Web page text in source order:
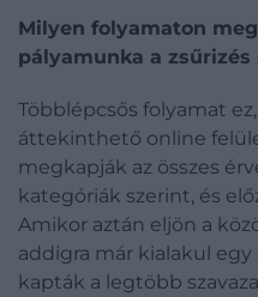
Milyen folyamaton
pályamunka a zsűrizés
Többlépcsős folyamat
áttekinthető online
megkapják az összes
kategóriák szerint, és
Amikor aztán eljön a
addigra már kialakul
kapták a legtöbb